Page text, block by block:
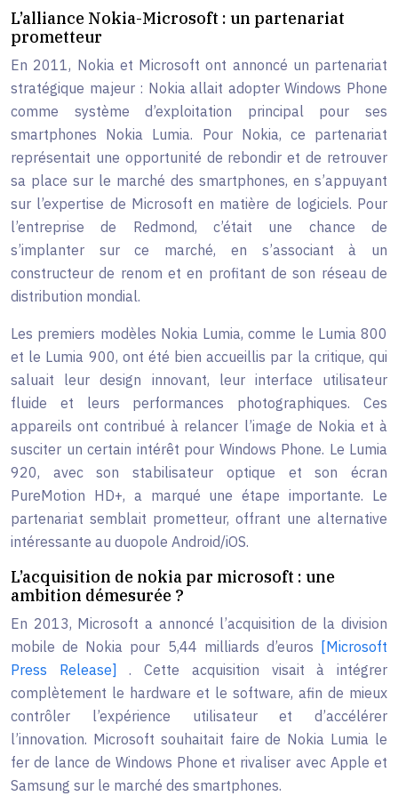
L’alliance Nokia-Microsoft : un partenariat
prometteur
En 2011, Nokia et Microsoft ont annoncé un partenariat
stratégique majeur : Nokia allait adopter Windows Phone
comme système d’exploitation principal pour ses
smartphones Nokia Lumia. Pour Nokia, ce partenariat
représentait une opportunité de rebondir et de retrouver
sa place sur le marché des smartphones, en s’appuyant
sur l’expertise de Microsoft en matière de logiciels. Pour
l’entreprise de Redmond, c’était une chance de
s’implanter sur ce marché, en s’associant à un
constructeur de renom et en profitant de son réseau de
distribution mondial.
Les premiers modèles Nokia Lumia, comme le Lumia 800
et le Lumia 900, ont été bien accueillis par la critique, qui
saluait leur design innovant, leur interface utilisateur
fluide et leurs performances photographiques. Ces
appareils ont contribué à relancer l’image de Nokia et à
susciter un certain intérêt pour Windows Phone. Le Lumia
920, avec son stabilisateur optique et son écran
PureMotion HD+, a marqué une étape importante. Le
partenariat semblait prometteur, offrant une alternative
intéressante au duopole Android/iOS.
L’acquisition de nokia par microsoft : une
ambition démesurée ?
En 2013, Microsoft a annoncé l’acquisition de la division
mobile de Nokia pour 5,44 milliards d’euros [Microsoft
Press Release]. Cette acquisition visait à intégrer
complètement le hardware et le software, afin de mieux
contrôler l’expérience utilisateur et d’accélérer
l’innovation. Microsoft souhaitait faire de Nokia Lumia le
fer de lance de Windows Phone et rivaliser avec Apple et
Samsung sur le marché des smartphones.